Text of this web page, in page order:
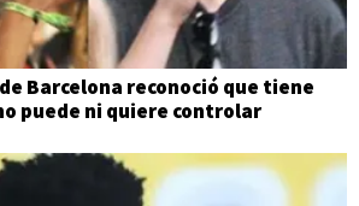
Barcelona reconoció que tiene
puede ni quiere controlar